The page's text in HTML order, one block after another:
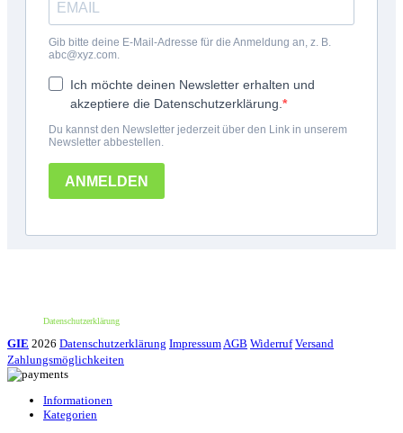
Datenschutzerklärung
GIE 2026 Datenschutzerklärung Impressum AGB Widerruf Versand
Zahlungsmöglichkeiten
Informationen
Kategorien